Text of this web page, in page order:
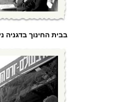
בבית החינוך בדגניה